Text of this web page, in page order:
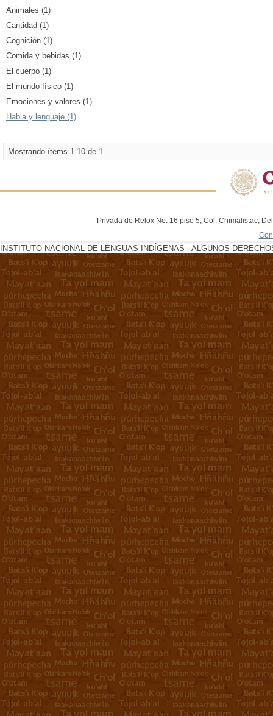
Animales (1)
Cantidad (1)
Cognición (1)
Comida y bebidas (1)
El cuerpo (1)
El mundo físico (1)
Emociones y valores (1)
Habla y lenguaje (1)
Mostrando ítems 1-10 de 1
Privada de Relox No. 16 piso 5, Col. Chimalistac,
INSTITUTO NACIONAL DE LENGUAS INDÍGENAS - ALGUNOS